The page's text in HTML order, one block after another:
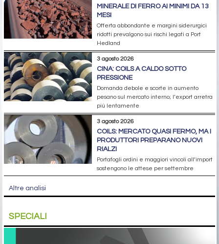
MINERALE DI FERRO AI MINIMI DA 13
MESI
Offerta abbondante e margini siderurgici
ridotti prevalgono sui rischi legati a Port
Hedland
3 agosto 2026
CINA: COILS A CALDO SOTTO
PRESSIONE
Domanda debole e scorte in aumento
pesano sul mercato interno; l’export arretra
più lentamente
3 agosto 2026
COILS: MERCATO QUASI FERMO, MA I
PRODUTTORI PREPARANO NUOVI
RIALZI
Portafogli ordini e maggiori vincoli all’import
sostengono le attese per settembre
Altre analisi
SPECIALI